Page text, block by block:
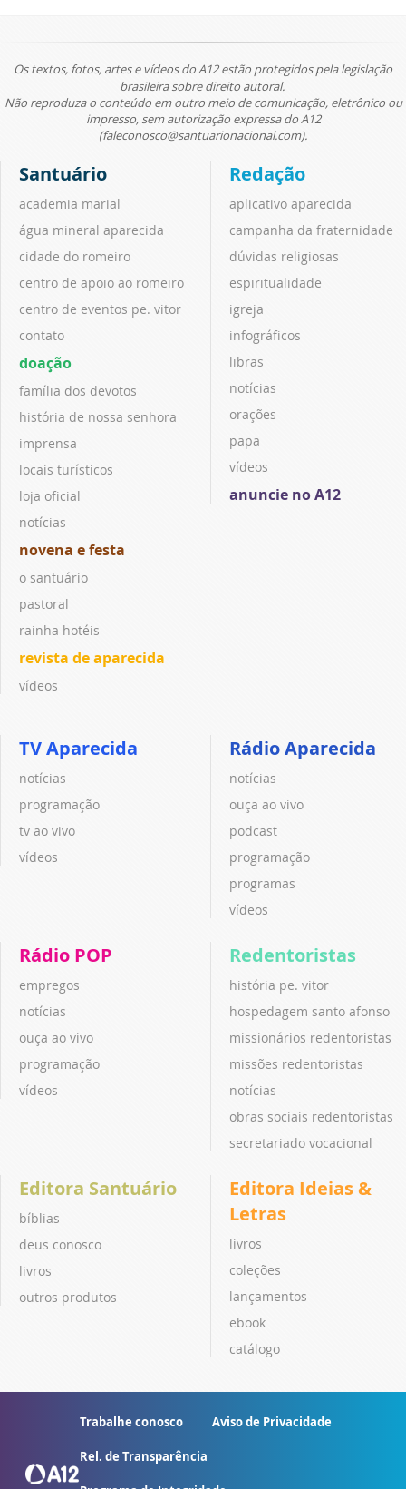
Os textos, fotos, artes e vídeos do A12 estão protegidos pela legislação
brasileira sobre direito autoral.
Não reproduza o conteúdo em outro meio de comunicação, eletrônico ou
impresso, sem autorização expressa do A12
(faleconosco@santuarionacional.com).
Santuário
academia marial
água mineral aparecida
cidade do romeiro
centro de apoio ao romeiro
centro de eventos pe. vitor
contato
doação
família dos devotos
história de nossa senhora
imprensa
locais turísticos
loja oficial
notícias
novena e festa
o santuário
pastoral
rainha hotéis
revista de aparecida
vídeos
Redação
aplicativo aparecida
campanha da fraternidade
dúvidas religiosas
espiritualidade
igreja
infográficos
libras
notícias
orações
papa
vídeos
anuncie no A12
TV Aparecida
notícias
programação
tv ao vivo
vídeos
Rádio Aparecida
notícias
ouça ao vivo
podcast
programação
programas
vídeos
Rádio POP
empregos
notícias
ouça ao vivo
programação
vídeos
Redentoristas
história pe. vitor
hospedagem santo afonso
missionários redentoristas
missões redentoristas
notícias
obras sociais redentoristas
secretariado vocacional
Editora Santuário
bíblias
deus conosco
livros
outros produtos
Editora Ideias &
Letras
livros
coleções
lançamentos
ebook
catálogo
Trabalhe conosco Aviso de Privacidade
Rel. de Transparência